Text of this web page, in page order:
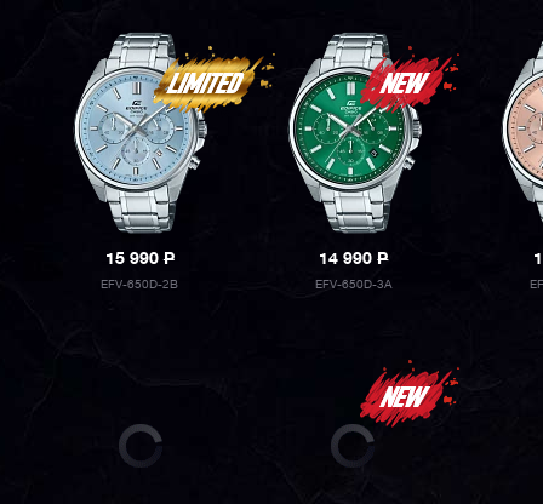
15 990P
EFV-650D-2B
14 990P
EFV-650D-3A